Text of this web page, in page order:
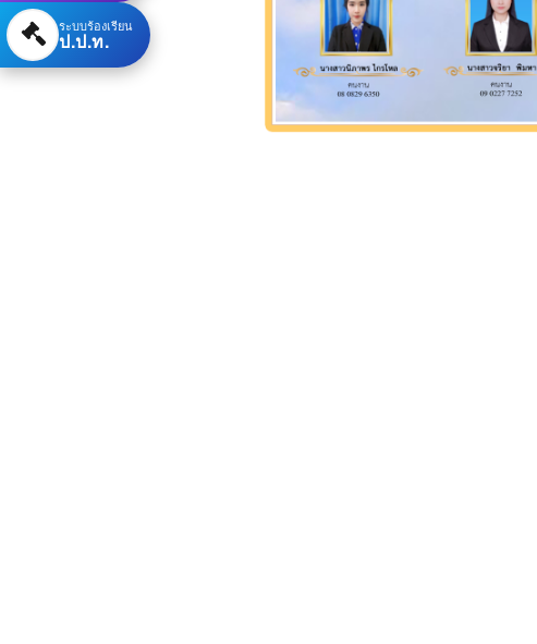
ระบบร้องเรียน
ป.ป.ท.